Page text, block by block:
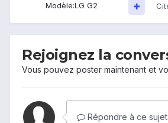
Modèle:LG G2
Rejoignez la
Vous pouvez poster maintenant et
Répondre à ce